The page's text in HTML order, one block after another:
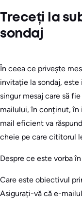
Treceți la
sondaj
În ceea ce privește
invitație la sondaj,
singur mesaj care să
mailului, în conținut, în
mail eficient va
cheie pe care cititorul
Despre ce este vorba
Care este obiectivul
Asigurați-vă că e-